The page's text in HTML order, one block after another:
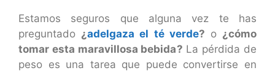
Estamos seguros que alguna vez te has
preguntado ¿adelgaza el té verde? o ¿cómo
tomar esta maravillosa bebida? La pérdida de
peso es una tarea que puede convertirse en